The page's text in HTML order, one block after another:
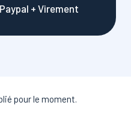
+ Virement
pour le moment.